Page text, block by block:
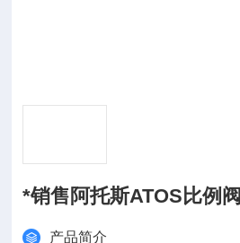
*销售阿托斯ATOS比例阀
产品简介